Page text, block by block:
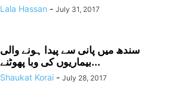
Lala Hassan - July 31, 2017
سندھ میں پانی سے پیدا ہونے والی
بیماریوں کی وبا پھوٹنے...
Shaukat Korai - July 28, 2017